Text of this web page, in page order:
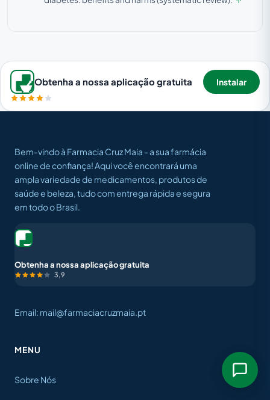
Obtenha a nossa aplicação gratuita Instalar
Bem-vindo à Farmacia Cruz Maia - a sua farmácia
online de confiança! Aqui você encontrará uma
ampla variedade de medicamentos, produtos de
saúde e beleza, tudo com entrega rápida e segura
em todo o Brasil.
Obtenha a nossa aplicação gratuita
3,9
Email: mail@farmaciacruzmaia.pt
MENU
Sobre Nós